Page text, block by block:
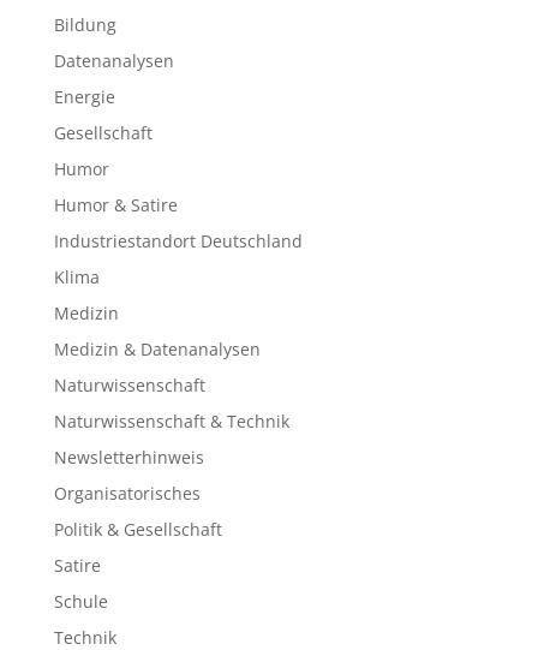
Bildung
Datenanalysen
Energie
Gesellschaft
Humor
Humor & Satire
Industriestandort Deutschland
Klima
Medizin
Medizin & Datenanalysen
Naturwissenschaft
Naturwissenschaft & Technik
Newsletterhinweis
Organisatorisches
Politik & Gesellschaft
Satire
Schule
Technik